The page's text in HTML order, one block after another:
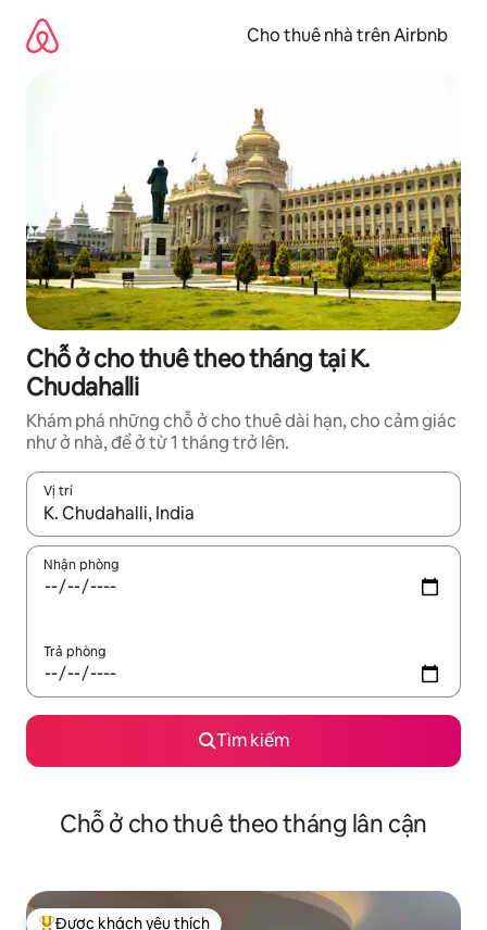
Cho thuê nhà trên Airbnb
Chỗ ở cho thuê theo tháng tại K.
Chudahalli
Khám phá những chỗ ở cho thuê dài hạn, cho cảm giác
như ở nhà, để ở từ 1 tháng trở lên.
Vị trí
Khi có kết quả, hãy điều hướng bằng phím mũi tên lên và
Nhận phòng
Trả phòng
Tìm kiếm
Chỗ ở cho thuê theo tháng lân cận
Được khách yêu thích